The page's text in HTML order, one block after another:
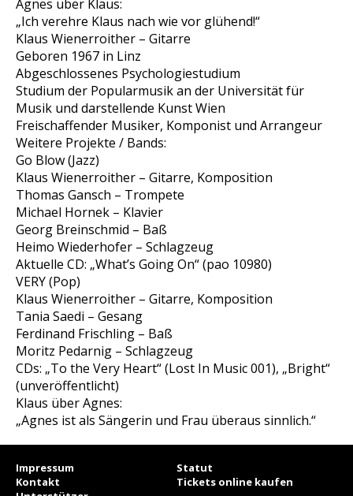
Agnes über Klaus:
„Ich verehre Klaus nach wie vor glühend!“
Klaus Wienerroither – Gitarre
Geboren 1967 in Linz
Abgeschlossenes Psychologiestudium
Studium der Popularmusik an der Universität für
Musik und darstellende Kunst Wien
Freischaffender Musiker, Komponist und Arrangeur
Weitere Projekte / Bands:
Go Blow (Jazz)
Klaus Wienerroither – Gitarre, Komposition
Thomas Gansch – Trompete
Michael Hornek – Klavier
Georg Breinschmid – Baß
Heimo Wiederhofer – Schlagzeug
Aktuelle CD: „What’s Going On“ (pao 10980)
VERY (Pop)
Klaus Wienerroither – Gitarre, Komposition
Tania Saedi – Gesang
Ferdinand Frischling – Baß
Moritz Pedarnig – Schlagzeug
CDs: „To the Very Heart“ (Lost In Music 001), „Bright“
(unveröffentlicht)
Klaus über Agnes:
„Agnes ist als Sängerin und Frau überaus sinnlich.“
Impressum
Statut
Kontakt
Tickets online kaufen